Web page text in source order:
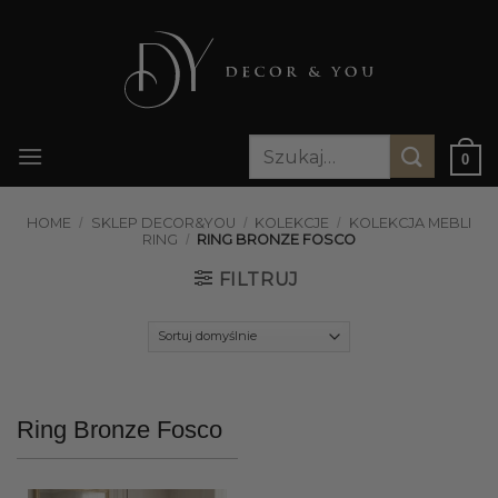
Szukaj:
0
HOME / SKLEP DECOR&YOU / KOLEKCJE / KOLEKCJA MEBLI
RING / RING BRONZE FOSCO
FILTRUJ
Ring Bronze Fosco